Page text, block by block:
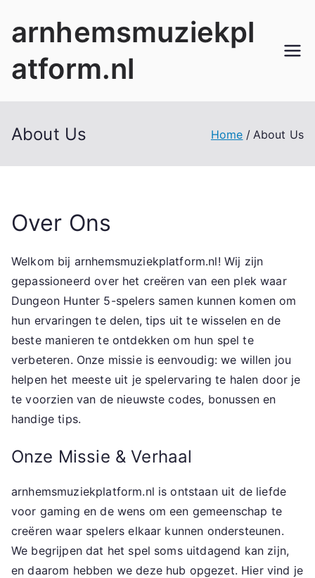
arnhemsmuziekpl
atform.nl
About Us Home About Us
Over Ons
Welkom bij arnhemsmuziekplatform.nl! Wij zijn
gepassioneerd over het creëren van een plek waar
Dungeon Hunter 5-spelers samen kunnen komen om
hun ervaringen te delen, tips uit te wisselen en de
beste manieren te ontdekken om hun spel te
verbeteren. Onze missie is eenvoudig: we willen jou
helpen het meeste uit je spelervaring te halen door je
te voorzien van de nieuwste codes, bonussen en
handige tips.
Onze Missie & Verhaal
arnhemsmuziekplatform.nl is ontstaan uit de liefde
voor gaming en de wens om een gemeenschap te
creëren waar spelers elkaar kunnen ondersteunen.
We begrijpen dat het spel soms uitdagend kan zijn,
en daarom hebben we deze hub opgezet. Hier vind je